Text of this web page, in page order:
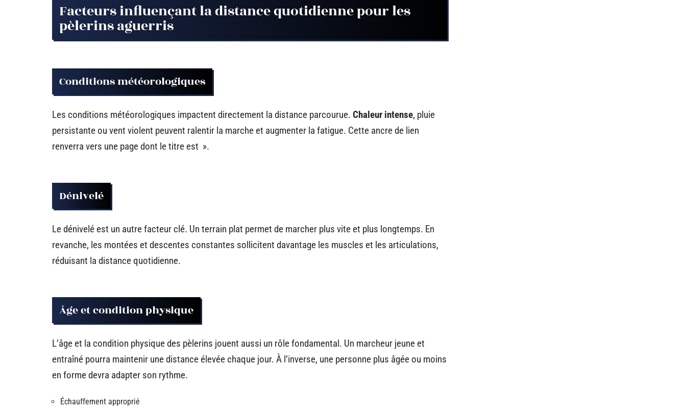
Facteurs influençant la distance quotidienne pour les
pèlerins aguerris
Conditions météorologiques
Les conditions météorologiques impactent directement la distance parcourue. Chaleur intense, pluie
persistante ou vent violent peuvent ralentir la marche et augmenter la fatigue. Cette ancre de lien
renverra vers une page dont le titre est ».
Dénivelé
Le dénivelé est un autre facteur clé. Un terrain plat permet de marcher plus vite et plus longtemps. En
revanche, les montées et descentes constantes sollicitent davantage les muscles et les articulations,
réduisant la distance quotidienne.
Âge et condition physique
L’âge et la condition physique des pèlerins jouent aussi un rôle fondamental. Un marcheur jeune et
entraîné pourra maintenir une distance élevée chaque jour. À l’inverse, une personne plus âgée ou moins
en forme devra adapter son rythme.
Échauffement approprié